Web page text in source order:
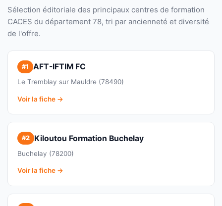
Sélection éditoriale des principaux centres de formation
CACES du département 78, tri par ancienneté et diversité
de l'offre.
#1 AFT-IFTIM FC
Le Tremblay sur Mauldre (78490)
Voir la fiche →
#2 Kiloutou Formation Buchelay
Buchelay (78200)
Voir la fiche →